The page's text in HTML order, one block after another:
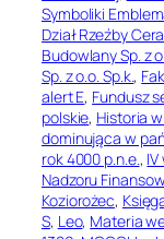
Symboliki
Dział Rzeźby
Budowlany Sp. z
Sp. z o.o. Sp.k.,
alert E, Fundusz
polskie, Historia
dominująca w
rok 4000 p.n.e., IV
Nadzoru
Koziorożec,
S, Leo, Materia